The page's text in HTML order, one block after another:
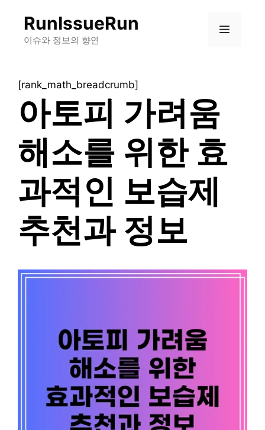
RunIssueRun
이슈와 정보의 향연
메
[rank_math_breadcrumb]
아토피 가려움
해소를 위한 효
과적인 보습제
추천과 정보